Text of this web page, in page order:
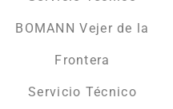
BOMANN Vejer de la
Frontera
Servicio Técnico